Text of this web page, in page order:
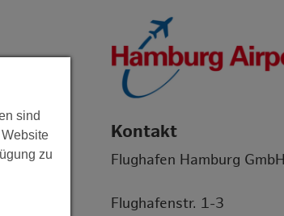
sind
zu
Kontakt
Flughafen Hamburg GmbH
Flughafenstr. 1-3